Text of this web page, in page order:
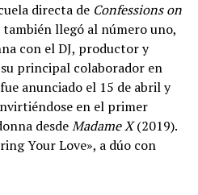
directa de Confessions on
llegó al número uno,
con el DJ, productor y
principal colaborador en
anunciado el 15 de abril y
en el primer
desdeMadame X(2019).
Your Love», a dúo con